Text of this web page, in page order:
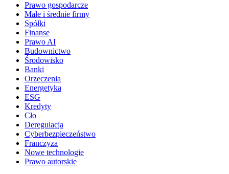
Prawo gospodarcze
Małe i średnie firmy
Spółki
Finanse
Prawo AI
Budownictwo
Środowisko
Banki
Orzeczenia
Energetyka
ESG
Kredyty
Cło
Deregulacja
Cyberbezpieczeństwo
Franczyza
Nowe technologie
Prawo autorskie